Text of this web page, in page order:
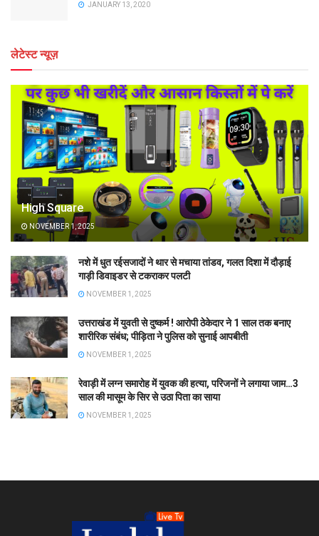
JANUARY 13, 2020
लेटेस्ट न्यूज़
High Square
NOVEMBER 1, 2025
नशे में धुत रईसजादों ने थार से मचाया तांडव, गलत दिशा में दौड़ाई
गाड़ी डिवाइडर से टकराकर पलटी
NOVEMBER 1, 2025
उत्तराखंड में युवती से दुष्कर्म ! आरोपी ठेकेदार ने 1 साल तक बनाए
शारीरिक संबंध; पीड़िता ने पुलिस को सुनाई आपबीती
NOVEMBER 1, 2025
रेवाड़ी में लग्न समारोह में युवक की हत्या, परिजनों ने लगाया जाम…3
साल की मासूम के सिर से उठा पिता का साया
NOVEMBER 1, 2025